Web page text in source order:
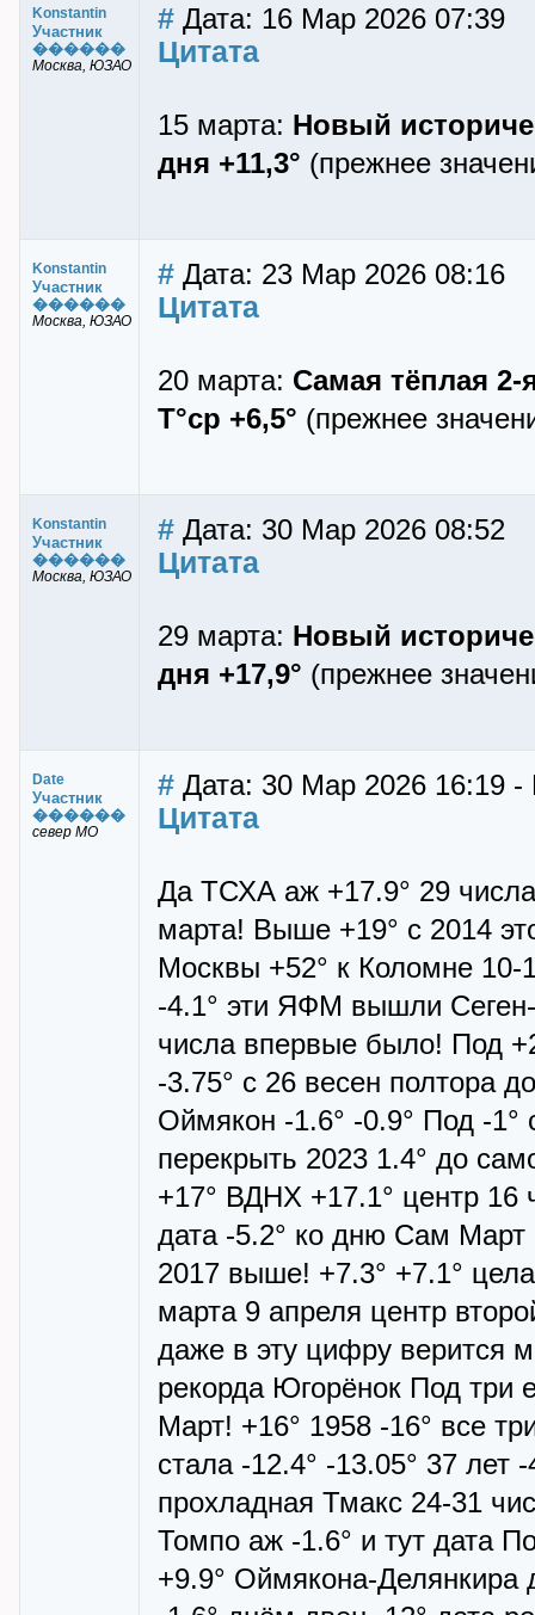
Konstantin
Участник
������
Москва, ЮЗАО
# Дата: 16 Мар 2026 07:39
Цитата
15 марта: Новый
дня +11,3° (прежнее
Konstantin
Участник
������
Москва, ЮЗАО
# Дата: 23 Мар 2026 08:16
Цитата
20 марта: Самая тёплая
T°ср +6,5° (прежнее
Konstantin
Участник
������
Москва, ЮЗАО
# Дата: 30 Мар 2026 08:52
Цитата
29 марта: Новый
дня +17,9° (прежнее
Date
Участник
������
север МО
# Дата: 30 Мар 2026 16:19 -
Цитата
Да ТСХА аж +17.9° 29
марта! Выше +19° с 2014
Москвы +52° к Коломне 10-
-4.1° эти ЯФМ вышли
числа впервые было! Под
-3.75° с 26 весен полтора
Оймякон -1.6° -0.9° Под -1°
перекрыть 2023 1.4° до
+17° ВДНХ +17.1° центр 16
дата -5.2° ко дню Сам Март
2017 выше! +7.3° +7.1°
марта 9 апреля центр
даже в эту цифру верится
рекорда Югорёнок Под три
Март! +16° 1958 -16° все
стала -12.4° -13.05° 37 лет
прохладная Тмакс 24-31
Томпо аж -1.6° и тут дата
+9.9° Оймякона-Делянкира